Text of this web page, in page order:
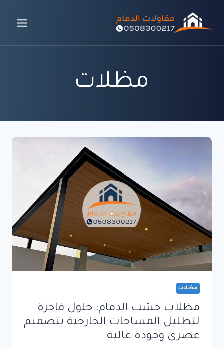
مظلات
مظلات
مظلات خشب الدمام: حلول فاخرة
لتظليل المساحات الخارجية بتصميم
عصري وجودة عالية